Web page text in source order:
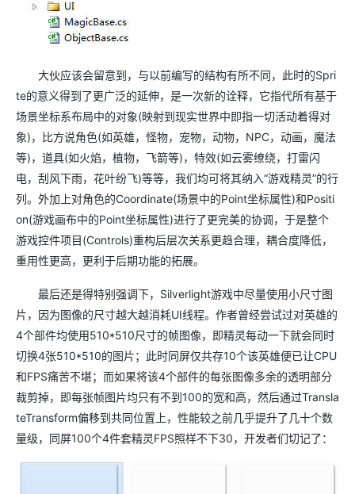
大伙应该会留意到，与以前编写的结构有所不同，此时的Spri
te的意义得到了更广泛的延伸，是一次新的诠释，它指代所有基于
场景坐标系布局中的对象(映射到现实世界中即指一切活动着得对
象)，比方说角色(如英雄，怪物，宠物，动物， NPC，动画，魔法
等)，道具(如火焰，植物，飞箭等)，特效(如云雾缭绕，打雷闪
电，刮风下雨，花叶纷飞)等等，我们均可将其纳入“游戏精灵”的行
列。外加上对角色的Coordinate(场景中的Point坐标属性)和Positi
on(游戏画布中的Point坐标属性)进行了更完美的协调，于是整个
游戏控件项目(Controls)重构后层次关系更趋合理，耦合度降低，
重用性更高，更利于后期功能的拓展。
最后还是得特别强调下， Silverlight游戏中尽量使用小尺寸图
片，因为图像的尺寸越大越消耗UI线程。作者曾经尝试过对英雄的
4个部件均使用510*510尺寸的帧图像，即精灵每动一下就会同时
切换4张510*510的图片；此时同屏仅共存10个该英雄便已让CPU
和FPS痛苦不堪；而如果将该4个部件的每张图像多余的透明部分
裁剪掉，即每张帧图片均只有不到100的宽和高，然后通过Transla
teTransform偏移到共同位置上，性能较之前几乎提升了几十个数
量级，同屏100个4件套精灵FPS照样不下30，开发者们切记了：